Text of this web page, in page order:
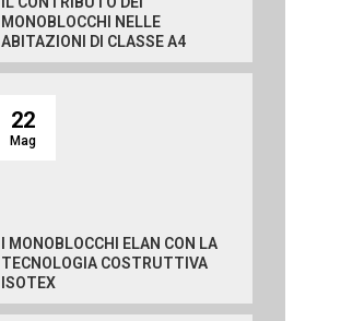
MONOBLOCCHI NELLE
ABITAZIONI DI CLASSE A4
22
Mag
I MONOBLOCCHI ELAN CON LA
TECNOLOGIA COSTRUTTIVA
ISOTEX